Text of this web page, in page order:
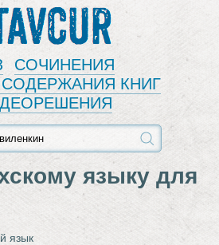
Stavcur
СОЧИНЕНИЯ
СОДЕРЖАНИЯ КНИГ
языку для
язык